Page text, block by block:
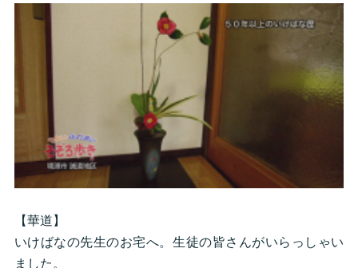
【華道】
いけばなの先生のお宅へ。生徒の皆さんがいらっしゃい
ました。